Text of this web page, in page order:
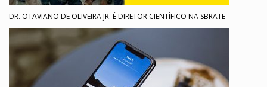
DR. OTAVIANO DE OLIVEIRA JR. É DIRETOR CIENTÍFICO NA SBRATE